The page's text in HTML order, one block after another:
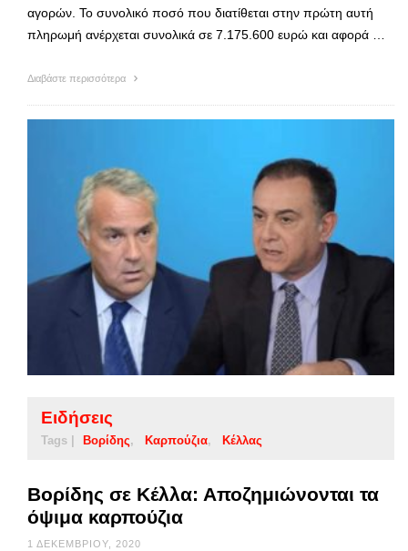
αγορών. Το συνολικό ποσό που διατίθεται στην πρώτη αυτή
πληρωμή ανέρχεται συνολικά σε 7.175.600 ευρώ και αφορά …
Διαβάστε περισσότερα
Ειδήσεις
Tags | Βορίδης Καρπούζια Κέλλας
Βορίδης σε Κέλλα: Αποζημιώνονται τα
όψιμα καρπούζια
1 ΔΕΚΕΜΒΡΊΟΥ, 2020